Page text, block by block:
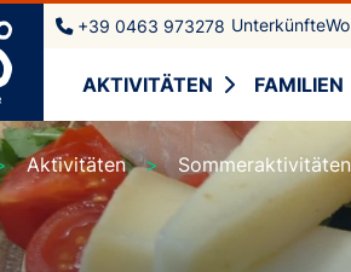
+39 0463 973278 Unterkünfte
AKTIVITÄTEN FAMILIEN
Aktivitäten Sommeraktivitäten